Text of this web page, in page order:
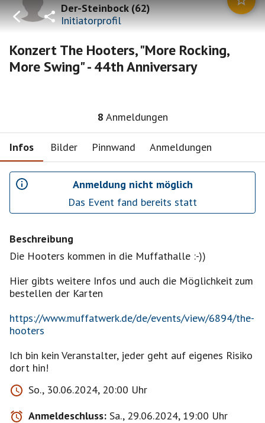
Der-Steinbock(62)
Initiatorprofil
Konzert The Hooters, "More Rocking,
More Swing" - 44th Anniversary
8 Anmeldungen
Infos Bilder Pinnwand Anmeldungen
Anmeldung nicht möglich
Das Event fand bereits statt
Beschreibung
Die Hooters kommen in die Muffathalle :-))
Hier gibts weitere Infos und auch die Möglichkeit zum
bestellen der Karten
https://www.muffatwerk.de/de/events/view/6894/the-
hooters
Ich bin kein Veranstalter, jeder geht auf eigenes Risiko
dort hin!
So., 30.06.2024, 20:00 Uhr
Anmeldeschluss: Sa., 29.06.2024, 19:00 Uhr